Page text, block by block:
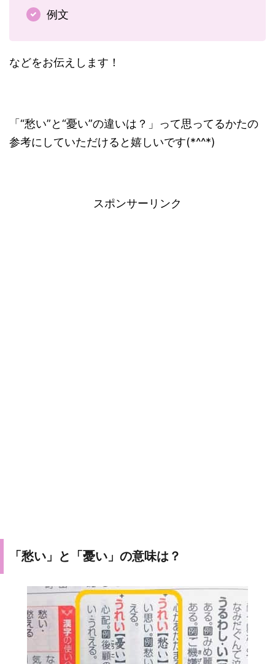
例文
などをお伝えします！
「“愁い”と“憂い”の違いは？」って思ってるかたの
参考にしていただけると嬉しいです(*^^*)
スポンサーリンク
「愁い」と「憂い」の意味は？